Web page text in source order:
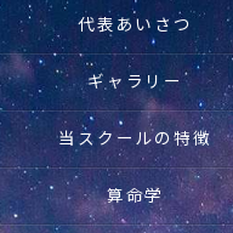
代表あいさつ
ギャラリー
当スクールの特徴
算命学